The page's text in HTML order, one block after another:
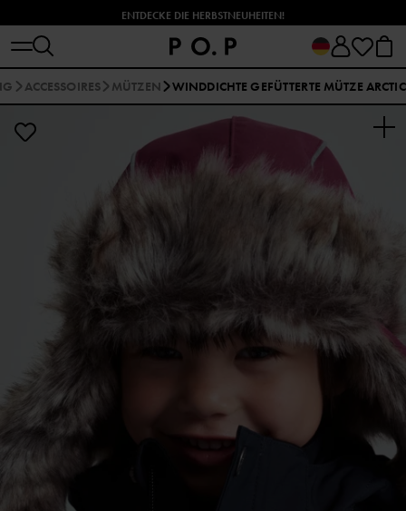
ENTDECKE DIE HERBSTNEUHEITEN!
ACCESSOIRES MÜTZEN WINDDICHTE GEFÜTTERTE MÜTZE ARCTIC